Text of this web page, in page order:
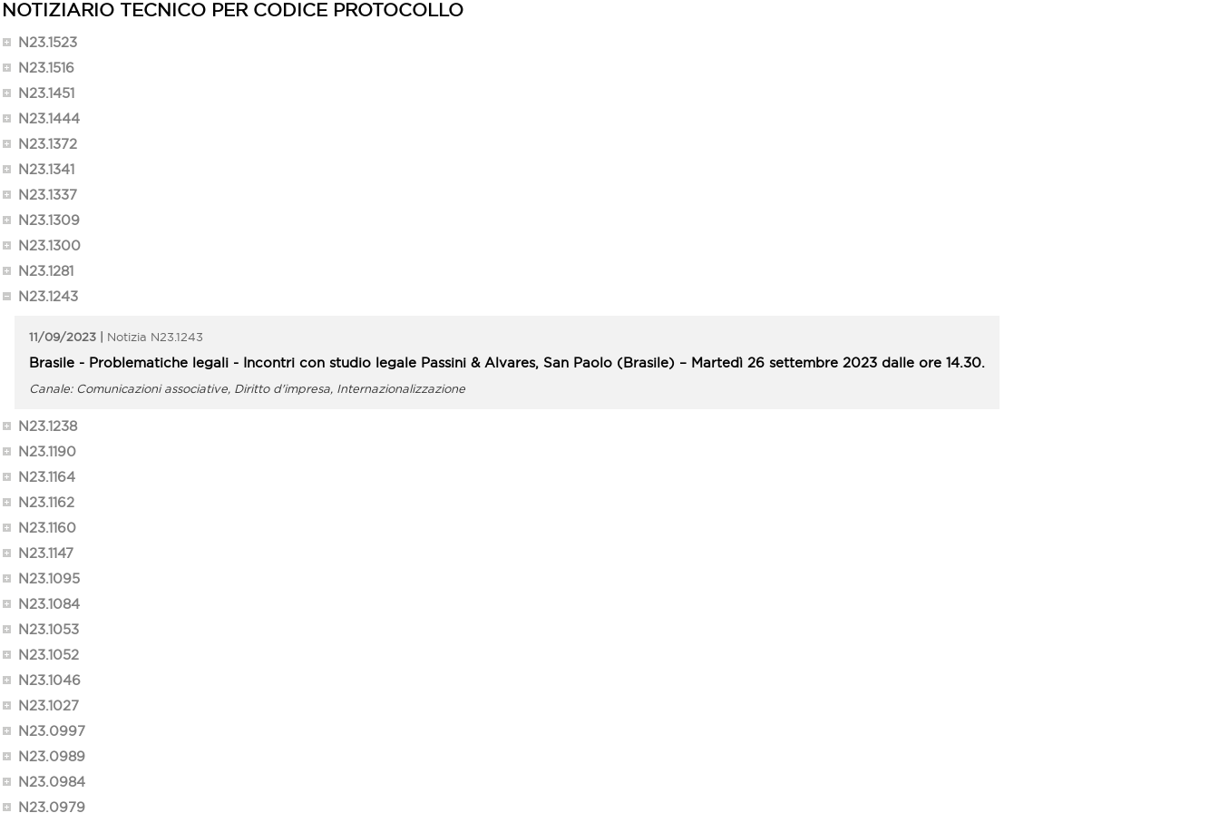
NOTIZIARIO TECNICO PER CODICE PROTOCOLLO
N23.1523
N23.1516
N23.1451
N23.1444
N23.1372
N23.1341
N23.1337
N23.1309
N23.1300
N23.1281
N23.1243
11/09/2023 N23.1243
Brasile - Problematiche legali - Incontri con studio legale Passini & Alvares, San Paolo (Brasile) – Martedì 26 settembre 2023 dalle ore 14.30.
Comunicazioni associative, Diritto d'impresa, Internazionalizzazione
N23.1238
N23.1190
N23.1164
N23.1162
N23.1160
N23.1147
N23.1095
N23.1084
N23.1053
N23.1052
N23.1046
N23.1027
N23.0997
N23.0989
N23.0984
N23.0979